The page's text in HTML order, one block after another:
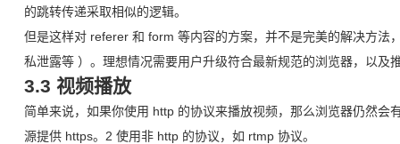
的跳转传递采取相似的逻辑。
但是这样对 referer 和 form 等内容的方案，并不是完美的解决方法
私泄露等 ）。理想情况需要用户升级符合最新规范的浏览器，以及
3.3 视频播放
简单来说，如果你使用 http 的协议来播放视频，那么浏览器仍然会
源提供 https。2 使用非 http 的协议，如 rtmp 协议。